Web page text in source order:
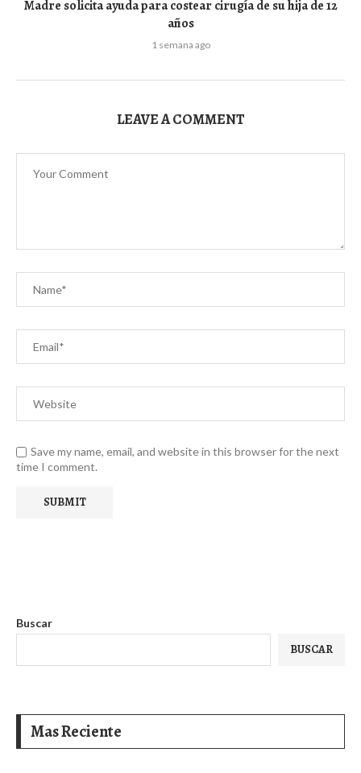
Madre solicita ayuda para costear cirugía de su hija de 12
años
1 semana ago
LEAVE A COMMENT
Save my name, email, and website in this browser for the next
time I comment.
Buscar
BUSCAR
Mas Reciente